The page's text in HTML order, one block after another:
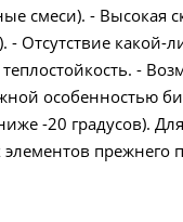
смеси). - Высокая
- Отсутствие
-
особенностью
-20 градусов).